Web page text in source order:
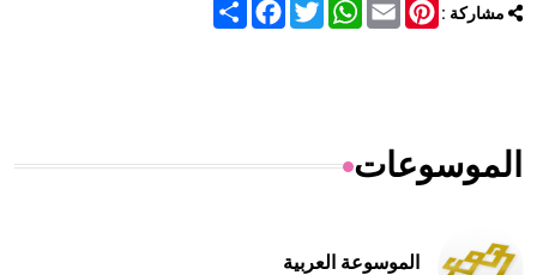
مشاركة : Share
FacebookTwitter
WhatsAppEmail
Pinterest
الموسوعات
الموسوعة العربية